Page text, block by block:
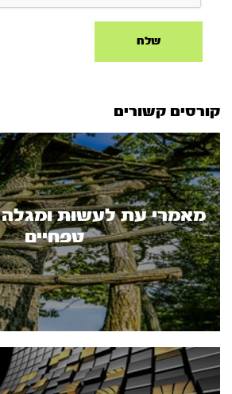
קורסים קשורים
מאמרי עת לעשות
טפחיים